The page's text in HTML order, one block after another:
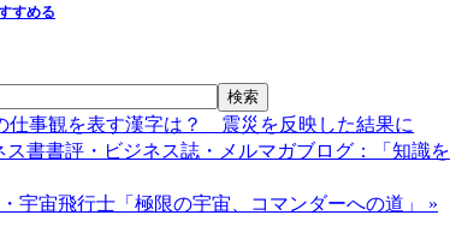
すめる
仕事観を表す漢字は？ 震災を反映した結果に
ス書書評・ビジネス誌・メルマガブログ：「知識を
宇宙飛行士「極限の宇宙、コマンダーへの道」 »